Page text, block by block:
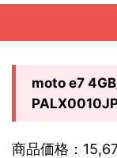
moto e7
商品価格：